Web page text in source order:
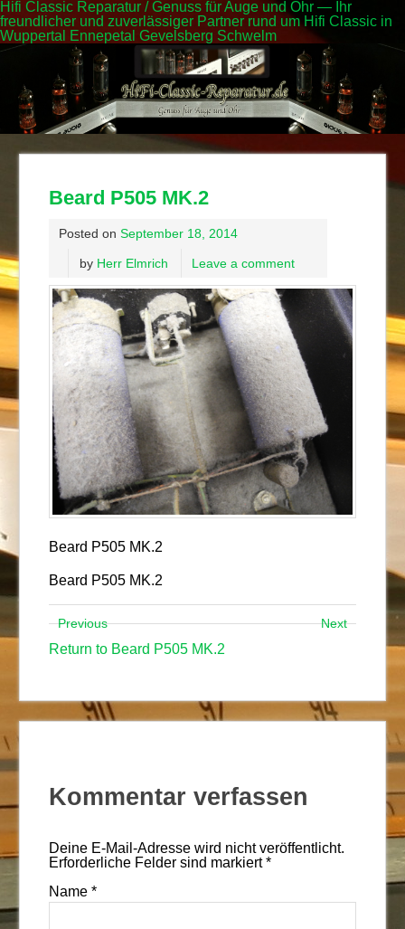
Hifi Classic Reparatur / Genuss für Auge und Ohr — Ihr
freundlicher und zuverlässiger Partner rund um Hifi Classic in
Wuppertal Ennepetal Gevelsberg Schwelm
Beard P505 MK.2
Posted on September 18, 2014
by Herr Elmrich Leave a comment
Beard P505 MK.2
Beard P505 MK.2
Previous Next
Return to Beard P505 MK.2
Kommentar verfassen
Deine E-Mail-Adresse wird nicht veröffentlicht.
Erforderliche Felder sind markiert*
Name *